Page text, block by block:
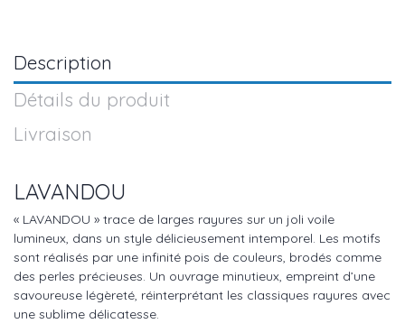
Description
Détails du produit
Livraison
LAVANDOU
« LAVANDOU » trace de larges rayures sur un joli voile
lumineux, dans un style délicieusement intemporel. Les motifs
sont réalisés par une infinité pois de couleurs, brodés comme
des perles précieuses. Un ouvrage minutieux, empreint d’une
savoureuse légèreté, réinterprétant les classiques rayures avec
une sublime délicatesse.